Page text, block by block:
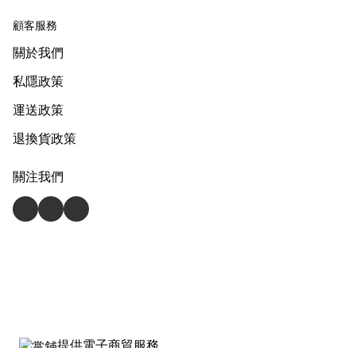
顧客服務
關於我們
私隱政策
運送政策
退換貨政策
關注我們
提供電子商貿服務